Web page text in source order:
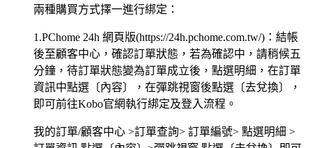
兩種購買方式擇一進行綁定：
1.PChome 24h 網頁版(https://24h.pchome.com.tw/)：結帳
後至顧客中心，確認訂單狀態，若為確認中，請稍候五
分鐘，待訂單狀態變為訂單成立後，點選明細，在訂單
資訊中點選〔內容〕，在彈跳視窗後點選〔去兌換〕，
即可前往Kobo官網執行綁定及登入流程。
我的訂單/顧客中心 >訂單查詢> 訂單編號> 點選明細 >